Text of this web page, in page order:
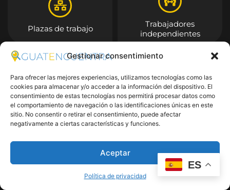
Gestionar consentimiento
Para ofrecer las mejores experiencias, utilizamos tecnologías como las
cookies para almacenar y/o acceder a la información del dispositivo. El
consentimiento de estas tecnologías nos permitirá procesar datos como
el comportamiento de navegación o las identificaciones únicas en este
sitio. No consentir o retirar el consentimiento, puede afectar
negativamente a ciertas características y funciones.
Aceptar
Política de privacidad
Plazas de trabajo
Trabajadores
independientes
Entrar
ES